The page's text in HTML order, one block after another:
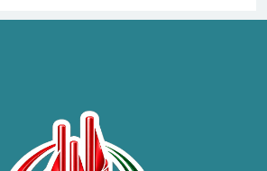
ব্রাহ্মণবাড়িয়ায় তরী বাংলাদেশের
উদ্যোগে বৃক্ষরোপণ ও গাছের চারা
বিতরণ।